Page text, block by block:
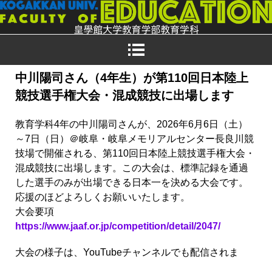
中川陽司さん（4年生）が第110回日本陸上
競技選手権大会・混成競技に出場します
教育学科4年の中川陽司さんが、2026年6月6日（土）
～7日（日）＠岐阜・岐阜メモリアルセンター長良川競
技場で開催される、第110回日本陸上競技選手権大会・
混成競技に出場します。この大会は、標準記録を通過
した選手のみが出場できる日本一を決める大会です。
応援のほどよろしくお願いいたします。
大会要項
https://www.jaaf.or.jp/competition/detail/2047/
大会の様子は、YouTubeチャンネルでも配信されま